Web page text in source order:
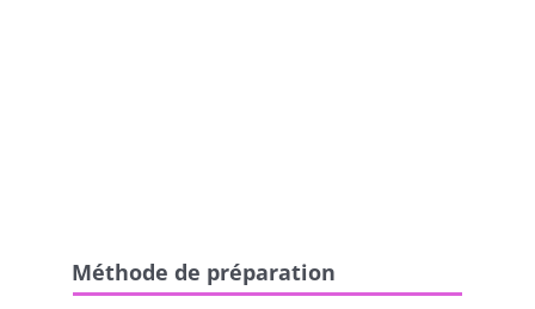
Méthode de préparation